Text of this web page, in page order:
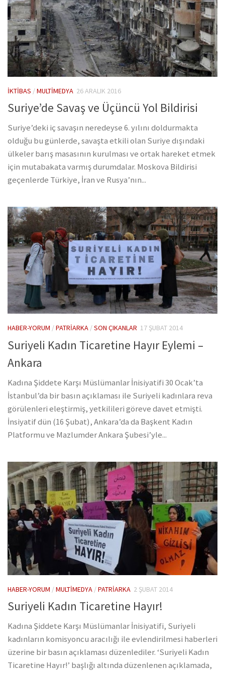
İKTIBAS /MULTIMEDYA 26 ARALIK 2016
Suriye’de Savaş ve Üçüncü Yol Bildirisi
Suriye’deki iç savaşın neredeyse 6. yılını doldurmakta
olduğu bu günlerde, savaşta etkili olan Suriye dışındaki
ülkeler barış masasının kurulması ve ortak hareket etmek
için mutabakata varmış durumdalar. Moskova Bildirisi
geçenlerde Türkiye, İran ve Rusya’nın...
HABER-YORUM /PATRIARKA /SON ÇIKANLAR 17 ŞUBAT 2014
Suriyeli Kadın Ticaretine Hayır Eylemi –
Ankara
Kadına Şiddete Karşı Müslümanlar İnisiyatifi 30 Ocak’ta
İstanbul’da bir basın açıklaması ile Suriyeli kadınlara reva
görülenleri eleştirmiş, yetkilileri göreve davet etmişti.
İnsiyatif dün (16 Şubat), Ankara’da da Başkent Kadın
Platformu ve Mazlumder Ankara Şubesi’yle...
HABER-YORUM /MULTIMEDYA /PATRIARKA 2 ŞUBAT 2014
Suriyeli Kadın Ticaretine Hayır!
Kadına Şiddete Karşı Müslümanlar İnisiyatifi, Suriyeli
kadınların komisyoncu aracılığı ile evlendirilmesi haberleri
üzerine bir basın açıklaması düzenlediler. ‘Suriyeli Kadın
Ticaretine Hayır!’ başlığı altında düzenlenen açıklamada,